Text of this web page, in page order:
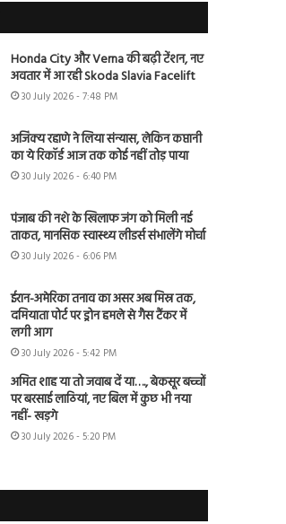
Honda City और Verna की बढ़ी टेंशन, नए
अवतार में आ रही Skoda Slavia Facelift
30 July 2026 - 7:48 PM
अजिंक्य रहाणे ने लिया संन्यास, लेकिन कप्तानी
का ये रिकॉर्ड आज तक कोई नहीं तोड़ पाया
30 July 2026 - 6:40 PM
पंजाब की नशे के खिलाफ जंग को मिली नई
ताकत, मानसिक स्वास्थ्य लीडर्स संभालेंगे मोर्चा
30 July 2026 - 6:06 PM
ईरान-अमेरिका तनाव का असर अब मिस्र तक,
दमियाता पोर्ट पर ड्रोन हमले से गैस टैंकर में
लगी आग
30 July 2026 - 5:42 PM
अमित शाह या तो जवाब दें या…., बेकसूर बच्चों
पर बरसाई लाठियां, नए बिल में कुछ भी नया
नहीं- खड़गे
30 July 2026 - 5:20 PM